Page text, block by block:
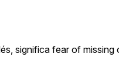
significa fear of